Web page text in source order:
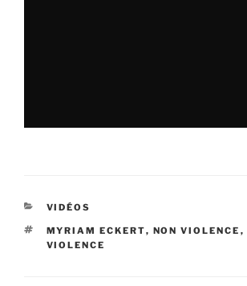
CATÉGORIES
VIDÉOS
ÉTIQUETTES
MYRIAM ECKERT, NON VIOLENCE ,
VIOLENCE